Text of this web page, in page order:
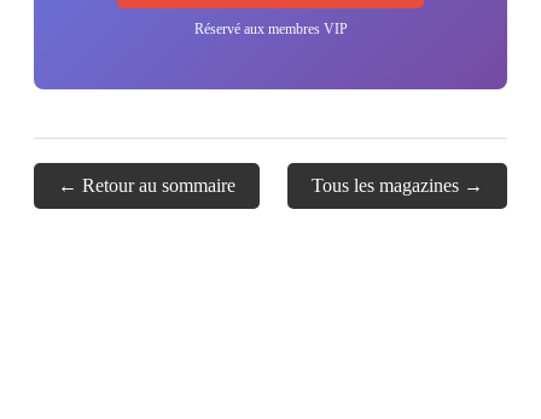
Réservé aux membres VIP
← Retour au sommaire Tous les magazines →